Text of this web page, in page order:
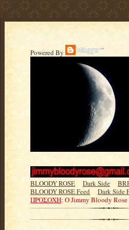
Powered By
BLOODY ROSE.....Dark Side.....
BLOODY ROSE Feed.....Dark Side
ΠΡΟΣΟΧΗ: Ο Jimmy Bloody